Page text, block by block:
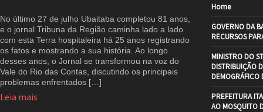
No último 27 de julho Ubaitaba completou 81 anos,
e o jornal Tribuna da Região caminha lado a lado
com esta Terra hospitaleira há 25 anos registrando
os fatos e mostrando a sua história. Ao longo
desses anos, o Jornal se transformou na voz do
Vale do Rio das Contas, discutindo os principais
problemas enfrentados […]
Leia mais
Home
GOVERNO DA
RECURSOS
MINISTRO DO
DISTRIBUIÇÃO
DEMOGRÁFICO
PREFEITURA
AO MOSQUITO